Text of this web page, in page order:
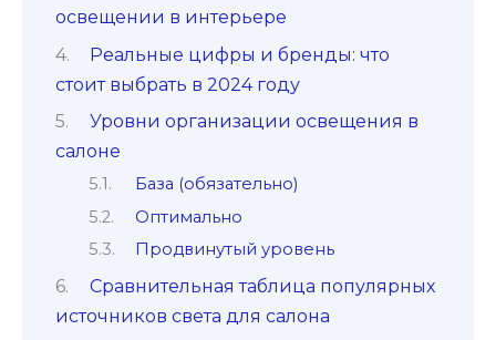
освещении в интерьере
Реальные цифры и бренды: что
стоит выбрать в 2024 году
Уровни организации освещения в
салоне
База (обязательно)
Оптимально
Продвинутый уровень
Сравнительная таблица популярных
источников света для салона